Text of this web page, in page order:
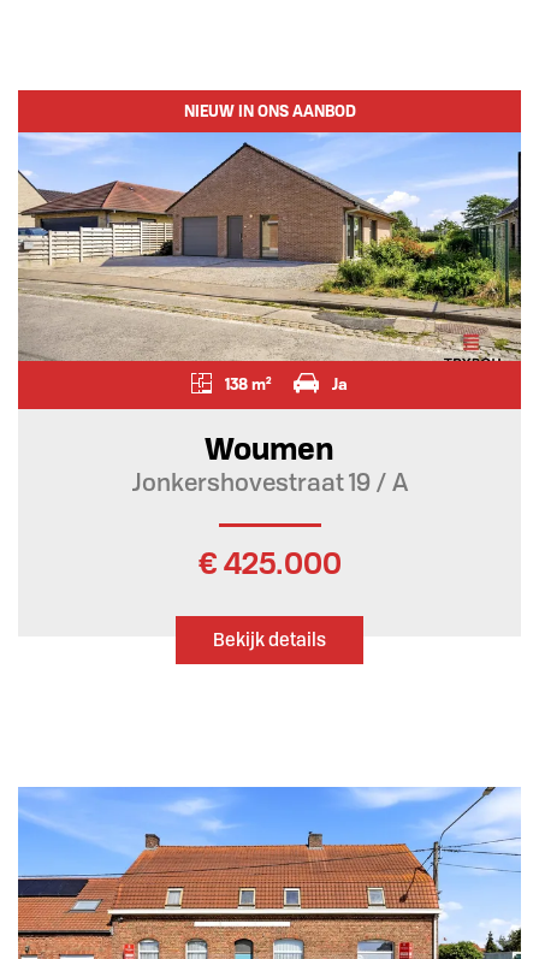
NIEUW IN ONS AANBOD
138 m² Ja
Woumen
Jonkershovestraat 19 / A
€ 425.000
Bekijk details